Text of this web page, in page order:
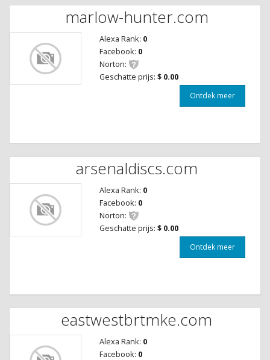
marlow-hunter.com
Alexa Rank: 0
Facebook: 0
Norton:
Geschatte prijs: $ 0.00
Ontdek meer
arsenaldiscs.com
Alexa Rank: 0
Facebook: 0
Norton:
Geschatte prijs: $ 0.00
Ontdek meer
eastwestbrtmke.com
Alexa Rank: 0
Facebook: 0